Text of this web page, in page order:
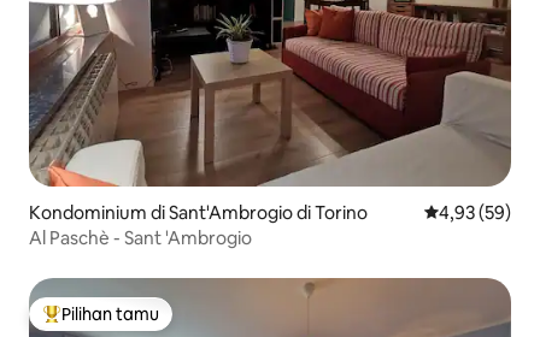
Kondominium di Sant'Ambrogio di Torino Nilai rata-rata
4,93 (59)
Al Paschè - Sant 'Ambrogio
Pilihan tamu terpopuler
Pilihan tamu